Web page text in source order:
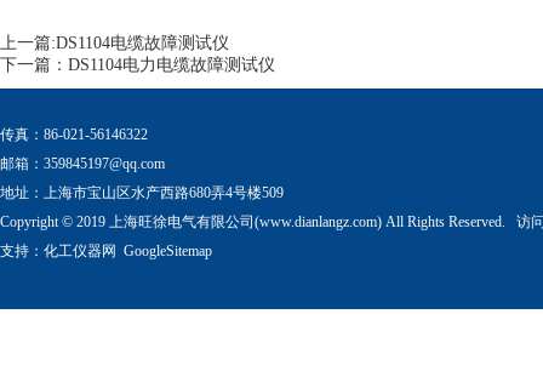
上一篇:DS1104电缆故障测试仪
下一篇： DS1104电力电缆故障测试仪
传真：86-021-56146322
邮箱： 359845197@qq.com
地址：上海市宝山区水产西路680弄4号楼509
Copyright © 2019 上海旺徐电气有限公司(www.dianlangz.com) All Rights Reserved. 访
支持： 化工仪器网 GoogleSitemap